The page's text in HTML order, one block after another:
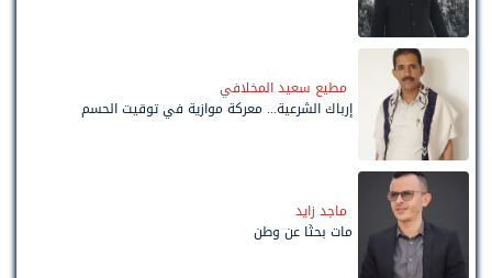
مطيع سعيد المخلافي
إرباك الشرعية... معركة موازية في توقيت الحسم
ماجد زايد
مات بحثًا عن وطن